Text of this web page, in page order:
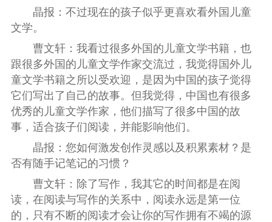
晶报：不过现在的孩子似乎更喜欢看外国儿童
文学。
曹文轩：我看过很多外国的儿童文学书籍，也
跟很多外国的儿童文学作家交流过，我觉得国外儿
童文学书籍之所以受欢迎，是因为中国的孩子觉得
它们写出了自己的故事。但我觉得，中国也有很多
优秀的儿童文学作家，他们描写了很多中国的故
事，适合孩子们阅读，并能影响他们。
晶报：您如何激发创作灵感以及积累素材？是
否有随手记笔记的习惯？
曹文轩：除了写作，我其它的时间都是在阅
读，在阅读与写作的关系中，阅读永远是第一位
的，只有不断的阅读才会让你的写作拥有不竭的源